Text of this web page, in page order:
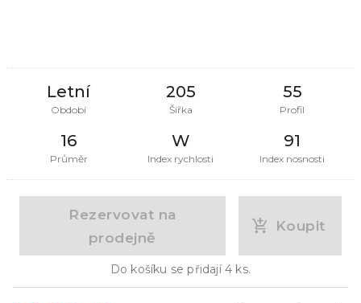
Letní
Období
205
Šířka
55
Profil
16
Průměr
W
Index rychlosti
91
Index nosnosti
Rezervovat na
prodejně
Koupit
Do košíku se přidají4 ks.